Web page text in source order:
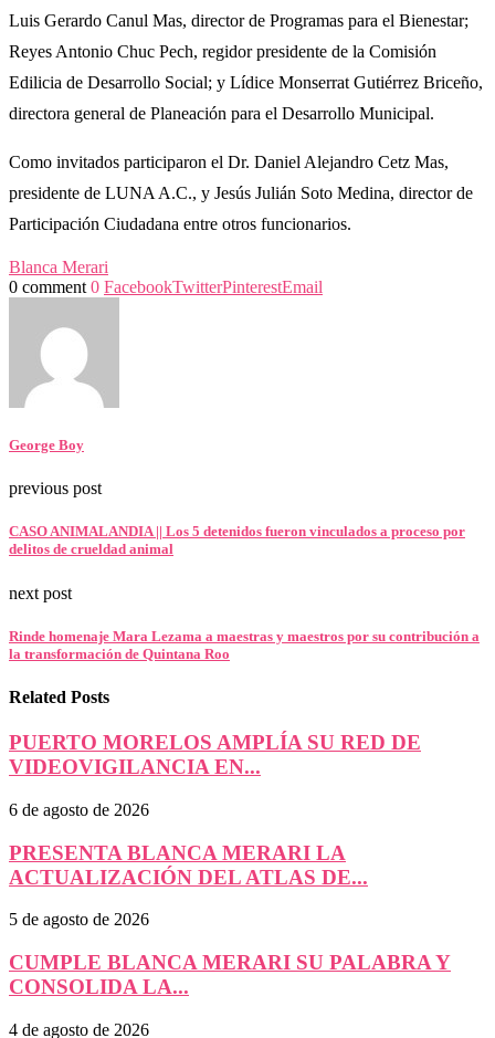
Luis Gerardo Canul Mas, director de Programas para el Bienestar;
Reyes Antonio Chuc Pech, regidor presidente de la Comisión
Edilicia de Desarrollo Social; y Lídice Monserrat Gutiérrez Briceño,
directora general de Planeación para el Desarrollo Municipal.
Como invitados participaron el Dr. Daniel Alejandro Cetz Mas,
presidente de LUNA A.C., y Jesús Julián Soto Medina, director de
Participación Ciudadana entre otros funcionarios.
Blanca Merari
0 comment 0 FacebookTwitterPinterestEmail
George Boy
previous post
CASO ANIMALANDIA || Los 5 detenidos fueron vinculados a proceso por
delitos de crueldad animal
next post
Rinde homenaje Mara Lezama a maestras y maestros por su contribución a
la transformación de Quintana Roo
Related Posts
PUERTO MORELOS AMPLÍA SU RED DE
VIDEOVIGILANCIA EN...
6 de agosto de 2026
PRESENTA BLANCA MERARI LA
ACTUALIZACIÓN DEL ATLAS DE...
5 de agosto de 2026
CUMPLE BLANCA MERARI SU PALABRA Y
CONSOLIDA LA...
4 de agosto de 2026